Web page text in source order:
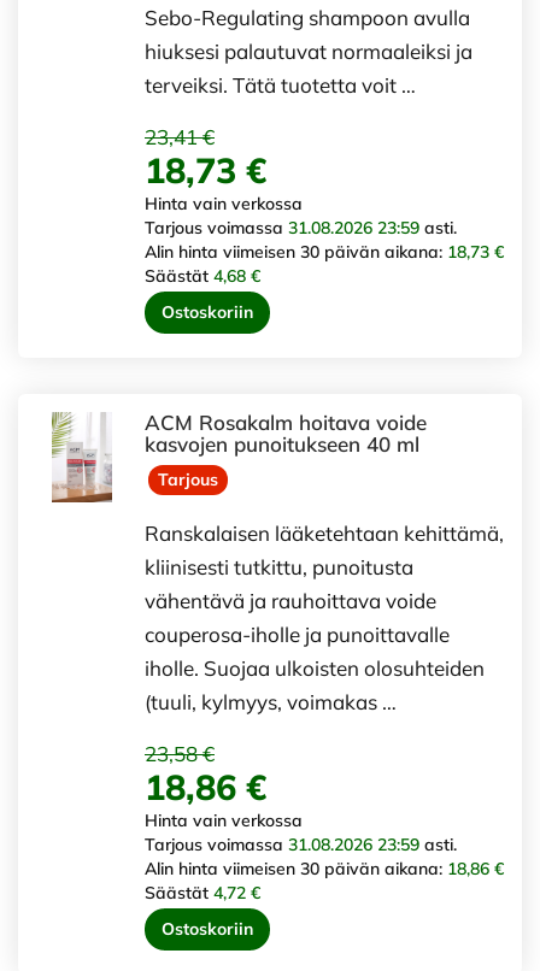
Sebo-Regulating shampoon avulla
hiuksesi palautuvat normaaleiksi ja
terveiksi. Tätä tuotetta voit …
23,41 €
18,73 €
Hinta vain verkossa
Tarjous voimassa 31.08.2026 23:59 asti.
Alin hinta viimeisen 30 päivän aikana: 18,73 €
Säästät 4,68 €
Ostoskoriin
ACM Rosakalm hoitava voide
kasvojen punoitukseen 40 ml
Tarjous
Ranskalaisen lääketehtaan kehittämä,
kliinisesti tutkittu, punoitusta
vähentävä ja rauhoittava voide
couperosa-iholle ja punoittavalle
iholle. Suojaa ulkoisten olosuhteiden
(tuuli, kylmyys, voimakas …
23,58 €
18,86 €
Hinta vain verkossa
Tarjous voimassa 31.08.2026 23:59 asti.
Alin hinta viimeisen 30 päivän aikana: 18,86 €
Säästät 4,72 €
Ostoskoriin